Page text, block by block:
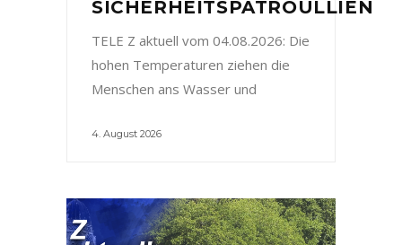
SICHERHEITSPATROULLIEN
TELE Z aktuell vom 04.08.2026: Die
hohen Temperaturen ziehen die
Menschen ans Wasser und
4. August 2026